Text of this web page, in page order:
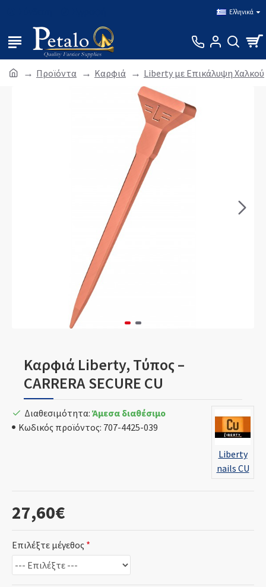
Ελληνικά
Προϊόντα Καρφιά Liberty με Επικάλυψη Χαλκού
Καρφιά Liberty, Τύπος –
CARRERA SECURE CU
27,60€
Διαθεσιμότητα: Άμεσα διαθέσιμο
Κωδικός προϊόντος: 707-4425-039
Liberty
nails CU
Επιλέξτε μέγεθος